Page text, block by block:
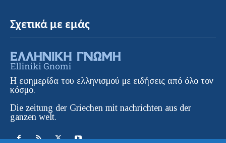
Σχετικά με εμάς
Η εφημερίδα του ελληνισμού με ειδήσεις από όλο τον
κόσμο.
Die zeitung der Griechen mit nachrichten aus der
ganzen welt.